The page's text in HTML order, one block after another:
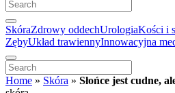
SkóraZdrowy oddechUrologiaKości i
ZębyUkład trawiennyInnowacyjna
Home » Skóra » Słońce jest cudne,